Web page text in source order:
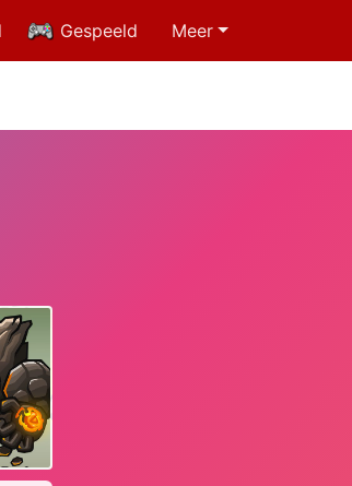
Gespeeld Meer